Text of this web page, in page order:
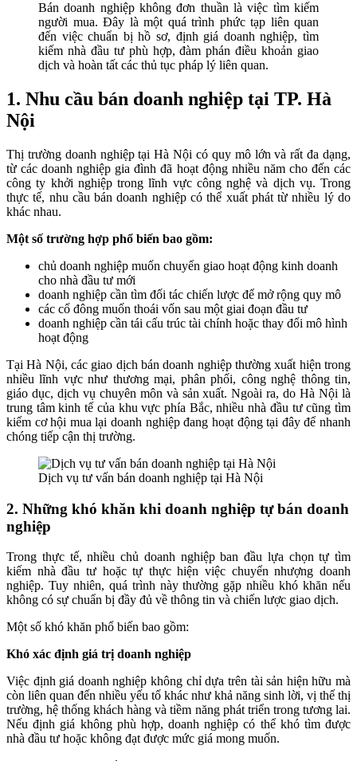
Bán doanh nghiệp không đơn thuần là việc tìm kiếm
người mua. Đây là một quá trình phức tạp liên quan
đến việc chuẩn bị hồ sơ, định giá doanh nghiệp, tìm
kiếm nhà đầu tư phù hợp, đàm phán điều khoản giao
dịch và hoàn tất các thủ tục pháp lý liên quan.
1. Nhu cầu bán doanh nghiệp tại TP. Hà
Nội
Thị trường doanh nghiệp tại Hà Nội có quy mô lớn và rất đa dạng,
từ các doanh nghiệp gia đình đã hoạt động nhiều năm cho đến các
công ty khởi nghiệp trong lĩnh vực công nghệ và dịch vụ. Trong
thực tế, nhu cầu bán doanh nghiệp có thể xuất phát từ nhiều lý do
khác nhau.
Một số trường hợp phổ biến bao gồm:
chủ doanh nghiệp muốn chuyển giao hoạt động kinh doanh
cho nhà đầu tư mới
doanh nghiệp cần tìm đối tác chiến lược để mở rộng quy mô
các cổ đông muốn thoái vốn sau một giai đoạn đầu tư
doanh nghiệp cần tái cấu trúc tài chính hoặc thay đổi mô hình
hoạt động
Tại Hà Nội, các giao dịch bán doanh nghiệp thường xuất hiện trong
nhiều lĩnh vực như thương mại, phân phối, công nghệ thông tin,
giáo dục, dịch vụ chuyên môn và sản xuất. Ngoài ra, do Hà Nội là
trung tâm kinh tế của khu vực phía Bắc, nhiều nhà đầu tư cũng tìm
kiếm cơ hội mua lại doanh nghiệp đang hoạt động tại đây để nhanh
chóng tiếp cận thị trường.
Dịch vụ tư vấn bán doanh nghiệp tại Hà Nội
2. Những khó khăn khi doanh nghiệp tự bán doanh
nghiệp
Trong thực tế, nhiều chủ doanh nghiệp ban đầu lựa chọn tự tìm
kiếm nhà đầu tư hoặc tự thực hiện việc chuyển nhượng doanh
nghiệp. Tuy nhiên, quá trình này thường gặp nhiều khó khăn nếu
không có sự chuẩn bị đầy đủ về thông tin và chiến lược giao dịch.
Một số khó khăn phổ biến bao gồm:
Khó xác định giá trị doanh nghiệp
Việc định giá doanh nghiệp không chỉ dựa trên tài sản hiện hữu mà
còn liên quan đến nhiều yếu tố khác như khả năng sinh lời, vị thế thị
trường, hệ thống khách hàng và tiềm năng phát triển trong tương lai.
Nếu định giá không phù hợp, doanh nghiệp có thể khó tìm được
nhà đầu tư hoặc không đạt được mức giá mong muốn.